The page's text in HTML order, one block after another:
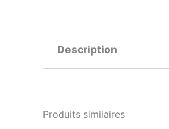
Description
• Longueur : 16 – 18 cm
Produits similaires